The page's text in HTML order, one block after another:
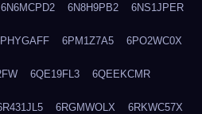
6N6MCPD2 6N8H9PB2 6NS1JPER
6PM1Z7A5 6PO2WC0X
6QE19FL3 6QEEKCMR
6RGMWOLX 6RKWC57X